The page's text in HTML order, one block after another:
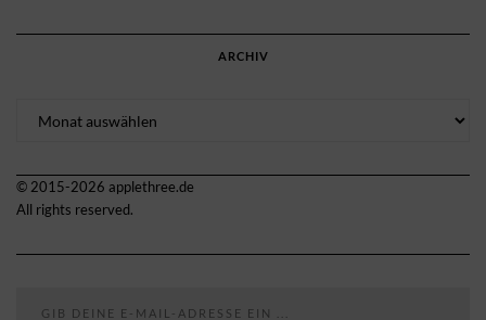
ARCHIV
© 2015-2026 applethree.de
All rights reserved.